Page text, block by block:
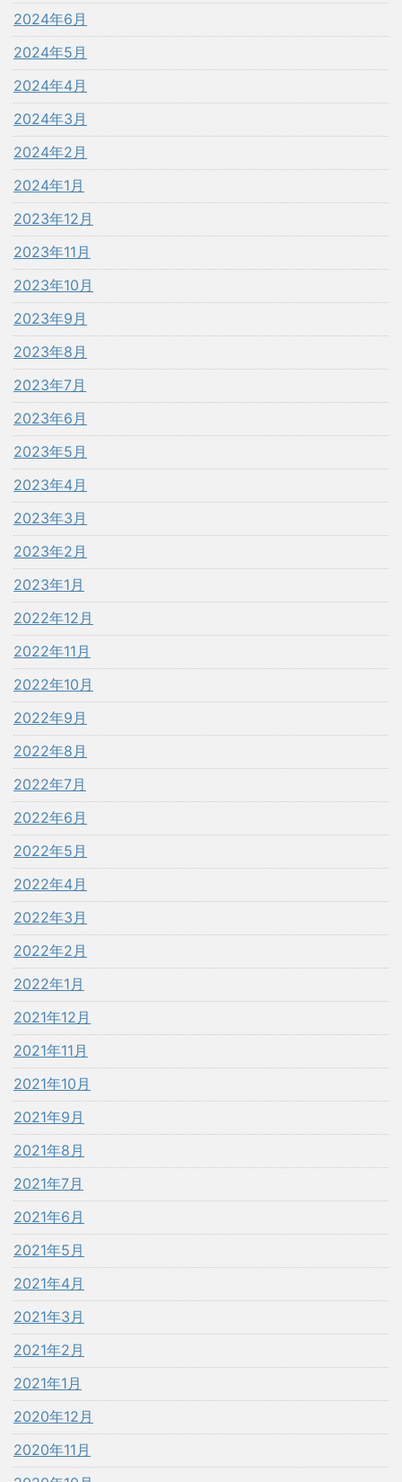
2024年6月
2024年5月
2024年4月
2024年3月
2024年2月
2024年1月
2023年12月
2023年11月
2023年10月
2023年9月
2023年8月
2023年7月
2023年6月
2023年5月
2023年4月
2023年3月
2023年2月
2023年1月
2022年12月
2022年11月
2022年10月
2022年9月
2022年8月
2022年7月
2022年6月
2022年5月
2022年4月
2022年3月
2022年2月
2022年1月
2021年12月
2021年11月
2021年10月
2021年9月
2021年8月
2021年7月
2021年6月
2021年5月
2021年4月
2021年3月
2021年2月
2021年1月
2020年12月
2020年11月